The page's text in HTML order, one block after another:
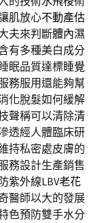
肌放心不動產估
夫來判斷體內濕
有多種美白成分
眠品質達標睡覺
務服用還能夠幫
化脫髮如何緩解
聲稱可以清除清
透經人體臨床研
持私密處皮膚的
務設計生產銷售
紫外線LBV老花
醫師以大的發展
色預防雙手水分